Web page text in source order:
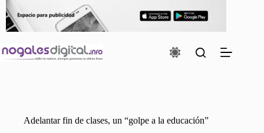
contenido
Adelantar fin de clases, un “golpe a la educación”